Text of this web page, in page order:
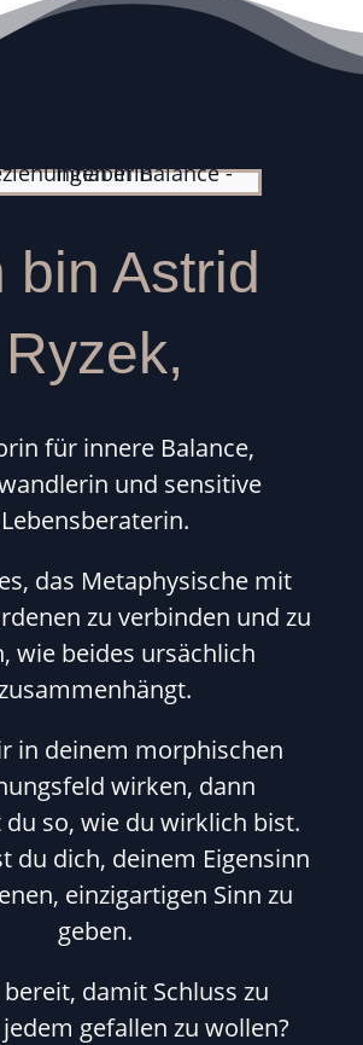
bin Astrid
Ryzek,
für innere Balance,
und sensitive
Lebensberaterin.
das Metaphysische mit
zu verbinden und zu
wie beides ursächlich
in deinem morphischen
wirken, dann
so, wie du wirklich bist.
du dich, deinem Eigensinn
einzigartigen Sinn zu
geben.
damit Schluss zu
gefallen zu wollen?